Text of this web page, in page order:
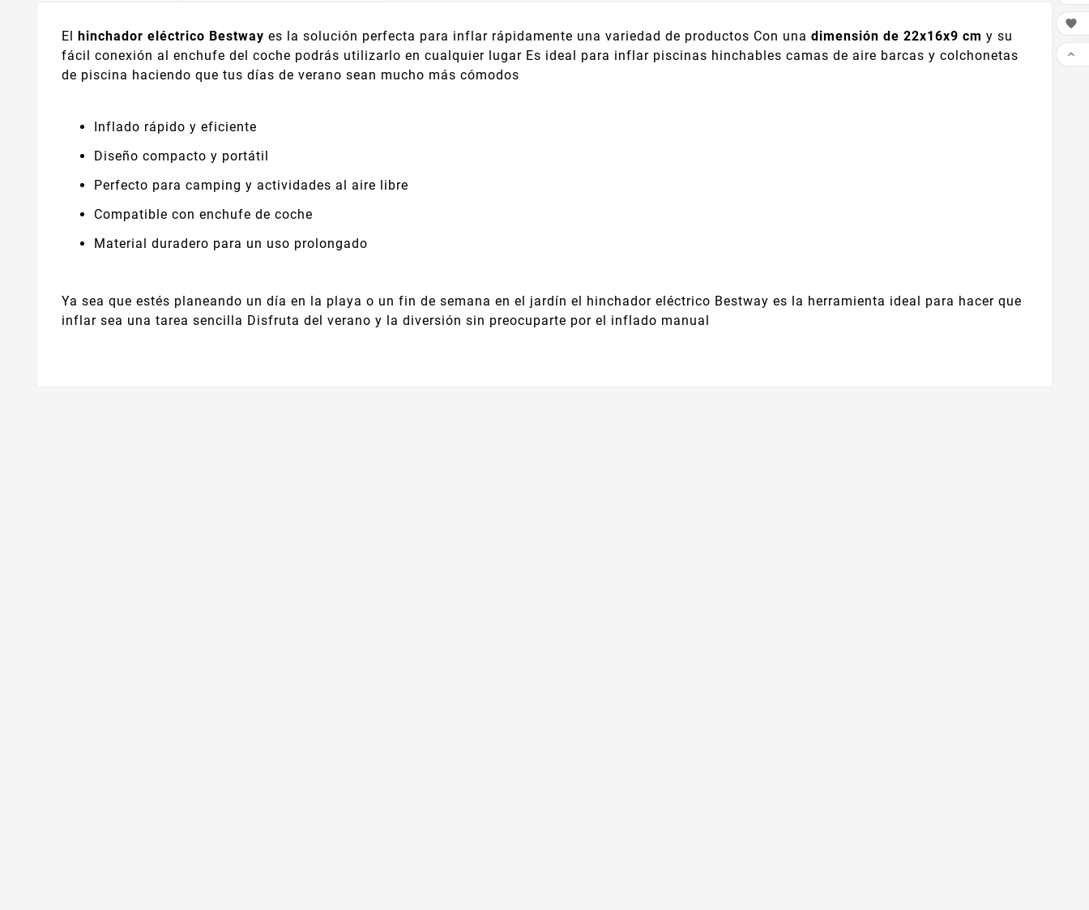
El hinchador eléctrico Bestway es la solución perfecta para inflar rápidamente una variedad de productos Con una dimensión de 22x16x9 cm y su
fácil conexión al enchufe del coche podrás utilizarlo en cualquier lugar Es ideal para inflar piscinas hinchables camas de aire barcas y colchonetas
de piscina haciendo que tus días de verano sean mucho más cómodos
Inflado rápido y eficiente
Diseño compacto y portátil
Perfecto para camping y actividades al aire libre
Compatible con enchufe de coche
Material duradero para un uso prolongado
Ya sea que estés planeando un día en la playa o un fin de semana en el jardín el hinchador eléctrico Bestway es la herramienta ideal para hacer que
inflar sea una tarea sencilla Disfruta del verano y la diversión sin preocuparte por el inflado manual

